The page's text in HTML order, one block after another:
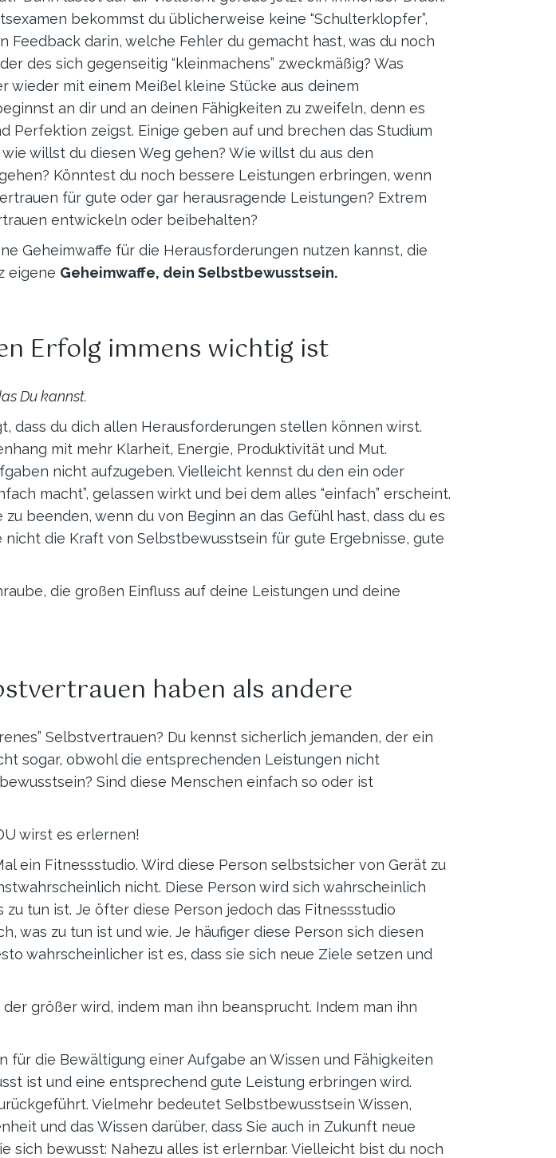
bekommst du üblicherweise keine “Schulterklopfer”,
Feedback darin, welche Fehler du gemacht hast, was du noch
des sich gegenseitig “kleinmachens” zweckmäßig? Was
wieder mit einem Meißel kleine Stücke aus deinem
an dir und an deinen Fähigkeiten zu zweifeln, denn es
zeigst. Einige geben auf und brechen das Studium
willst du diesen Weg gehen? Wie willst du aus den
Könntest du noch bessere Leistungen erbringen, wenn
für gute oder gar herausragende Leistungen? Extrem
entwickeln oder beibehalten?
Geheimwaffe für die Herausforderungen nutzen kannst, die
eigene Geheimwaffe, dein Selbstbewusstsein.
Erfolg immens wichtig ist
Du kannst.
dass du dich allen Herausforderungen stellen können wirst.
mit mehr Klarheit, Energie, Produktivität und Mut.
nicht aufzugeben. Vielleicht kennst du den ein oder
macht”, gelassen wirkt und bei dem alles “einfach” erscheint.
beenden, wenn du von Beginn an das Gefühl hast, dass du es
die Kraft von Selbstbewusstsein für gute Ergebnisse, gute
die großen Einfluss auf deine Leistungen und deine
haben als andere
Selbstvertrauen? Du kennst sicherlich jemanden, der ein
sogar, obwohl die entsprechenden Leistungen nicht
Sind diese Menschen einfach so oder ist
wirst es erlernen!
ein Fitnessstudio. Wird diese Person selbstsicher von Gerät zu
nicht. Diese Person wird sich wahrscheinlich
tun ist. Je öfter diese Person jedoch das Fitnessstudio
was zu tun ist und wie. Je häufiger diese Person sich diesen
wahrscheinlicher ist es, dass sie sich neue Ziele setzen und
größer wird, indem man ihn beansprucht. Indem man ihn
die Bewältigung einer Aufgabe an Wissen und Fähigkeiten
ist und eine entsprechend gute Leistung erbringen wird.
Vielmehr bedeutet Selbstbewusstsein Wissen,
und das Wissen darüber, dass Sie auch in Zukunft neue
sich bewusst: Nahezu alles ist erlernbar. Vielleicht bist du noch